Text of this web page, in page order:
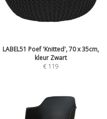
LABEL51 Poef 'Knitted', 70 x 35cm,
kleur Zwart
€ 119